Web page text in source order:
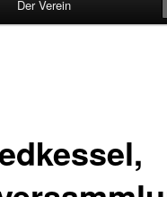
Der Verein